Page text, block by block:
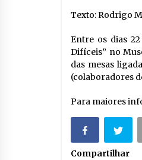
Texto: Rodrigo
Entre os dias
Difíceis” no
das mesas
(colaboradores
Para maiores
Compartilhar